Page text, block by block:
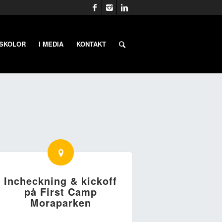
I MEDIA KONTAKT
Incheckning & kickoff
på First Camp
Moraparken